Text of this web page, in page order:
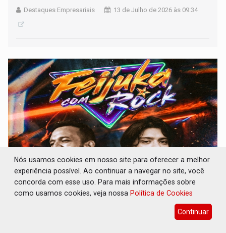
Destaques Empresariais 13 de Julho de 2026 às 09:34
GREGO ORIGINAL: Happy Friday e Feijuka
com Rock agitam o fim de semana
08 de Julho de 2026 às 17:53
Nós usamos cookies em nosso site para oferecer a melhor
experiência possível. Ao continuar a navegar no site, você
concorda com esse uso. Para mais informações sobre
como usamos cookies, veja nossa Política de Cookies
Continuar